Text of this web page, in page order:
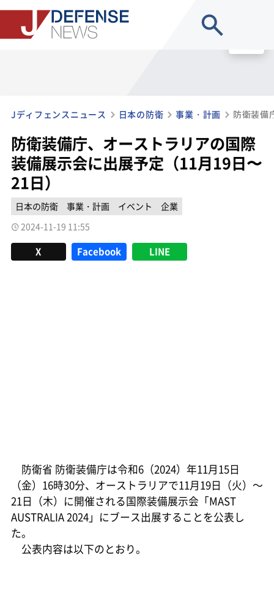
Jディフェンスニュース 日本の防衛 事業・計画
防衛装備庁、オーストラリアの国際
装備展示会に出展予定（11月19日〜
21日）
日本の防衛 事業・計画 イベント
企業
2024-11-19 11:55
X Facebook LINE
防衛省 防衛装備庁は令和6（2024）年11月15日
（金）16時30分、オーストラリアで11月19日（火）～
21日（木）に開催される国際装備展示会「MAST
AUSTRALIA 2024」にブース出展することを公表し
た。
公表内容は以下のとおり。